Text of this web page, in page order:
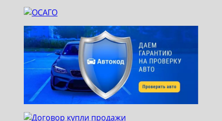
Toyota Camry XV80
сверхновая
вспышка
звезды